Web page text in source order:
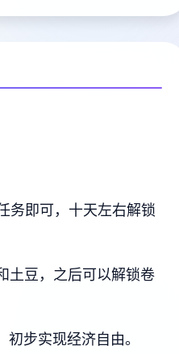
务即可，十天左右解锁
土豆，之后可以解锁卷
步实现经济自由。